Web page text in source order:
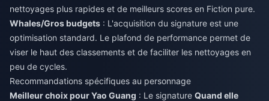
nettoyages plus rapides et de meilleurs scores en Fiction pure.
Whales/Gros budgets : L'acquisition du signature est une
optimisation standard. Le plafond de performance permet de
viser le haut des classements et de faciliter les nettoyages en
peu de cycles.
Recommandations spécifiques au personnage
Meilleur choix pour Yao Guang : Le signature Quand elle